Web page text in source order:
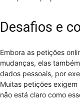
Desafios e
Embora as petições
mudanças, elas
dados pessoais, por
Muitas petições
não está claro como